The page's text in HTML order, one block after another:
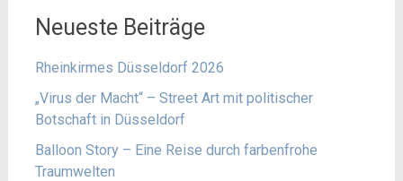
Neueste Beiträge
Rheinkirmes Düsseldorf 2026
„Virus der Macht“ – Street Art mit politischer
Botschaft in Düsseldorf
Balloon Story – Eine Reise durch farbenfrohe
Traumwelten